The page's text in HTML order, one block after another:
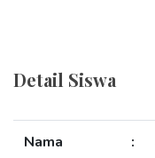
Detail Siswa
Nama :